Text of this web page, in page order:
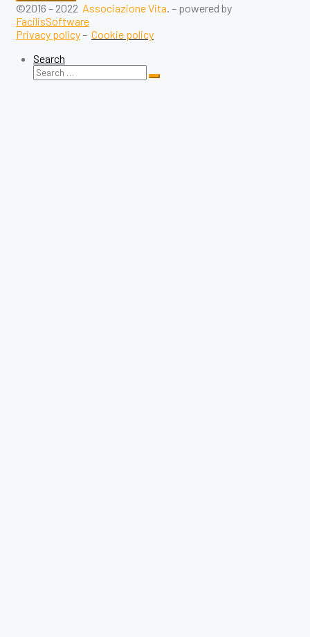
©2016 – 2022 Associazione Vita . – powered by
FacilisSoftware
Privacy policy– Cookie policy
Search
Search
for:
Search